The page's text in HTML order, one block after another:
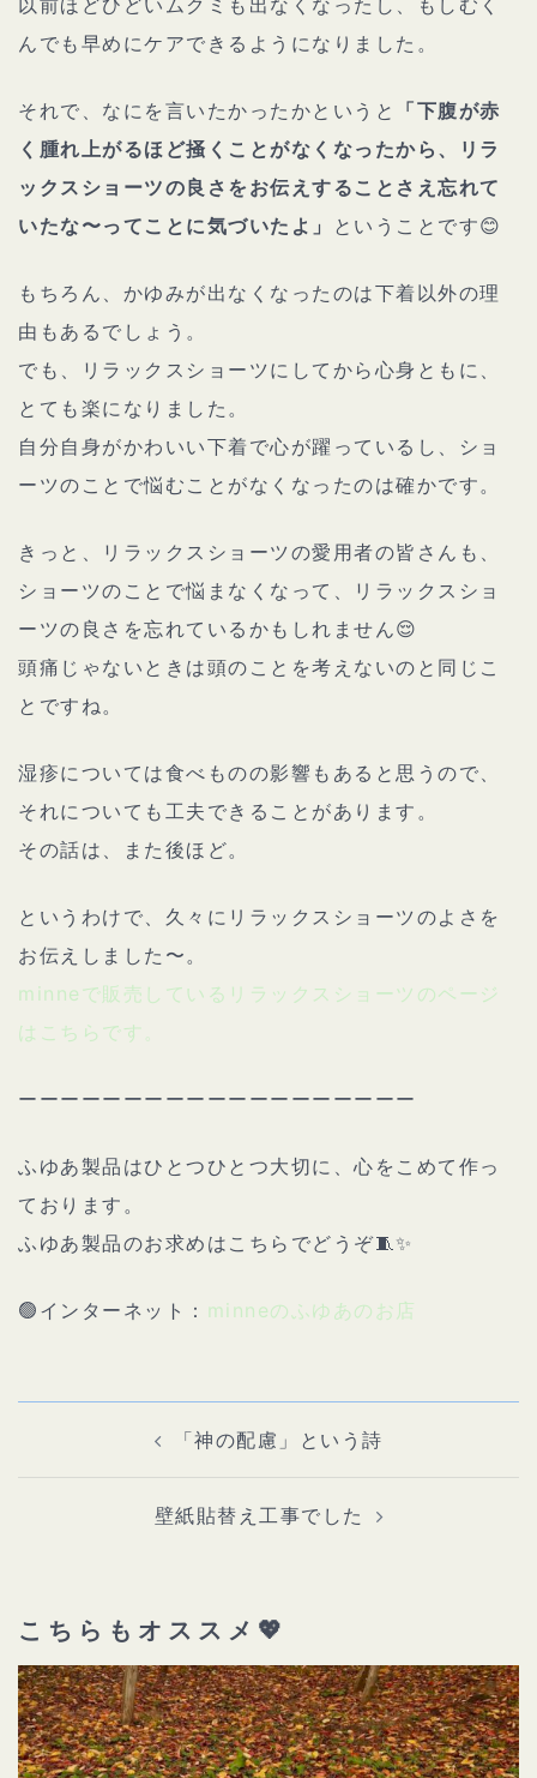
以前ほどひどいムクミも出なくなったし、もしむく
んでも早めにケアできるようになりました。
それで、なにを言いたかったかというと
「下腹が赤
く腫れ上がるほど掻くことがなくなったから、リラ
ックスショーツの良さをお伝えすることさえ忘れて
いたな〜ってことに気づいたよ」
ということです😊
もちろん、かゆみが出なくなったのは下着以外の理
由もあるでしょう。
でも、リラックスショーツにしてから心身ともに、
とても楽になりました。
自分自身がかわいい下着で心が躍っているし、ショ
ーツのことで悩むことがなくなったのは確かです。
きっと、リラックスショーツの愛用者の皆さんも、
ショーツのことで悩まなくなって、リラックスショ
ーツの良さを忘れているかもしれません😌
頭痛じゃないときは頭のことを考えないのと同じこ
とですね。
湿疹については食べものの影響もあると思うので、
それについても工夫できることがあります。
その話は、また後ほど。
というわけで、久々にリラックスショーツのよさを
お伝えしました〜。
minneで販売しているリラックスショーツのページ
はこちらです。
ーーーーーーーーーーーーーーーーーーー
ふゆあ製品はひとつひとつ大切に、心をこめて作っ
ております。
ふゆあ製品のお求めはこちらでどうぞ🧵✨
🟢インターネット： minneのふゆあのお店
投
ー
「神の配慮」という詩
壁紙貼替え工事でした
こちらもオススメ💖